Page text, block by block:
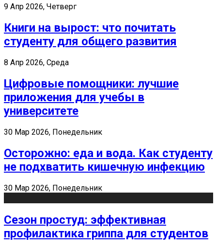
9 Апр 2026, Четверг
Книги на вырост: что почитать
студенту для общего развития
8 Апр 2026, Среда
Цифровые помощники: лучшие
приложения для учебы в
университете
30 Мар 2026, Понедельник
Осторожно: еда и вода. Как студенту
не подхватить кишечную инфекцию
30 Мар 2026, Понедельник
Сезон простуд: эффективная
профилактика гриппа для студентов